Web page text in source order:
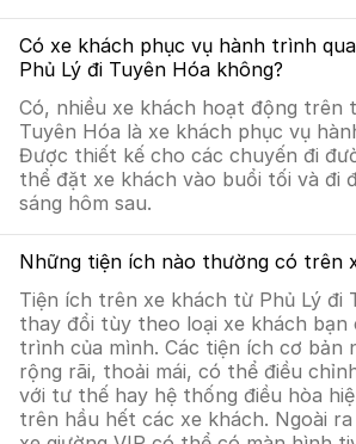
Có xe khách phục vụ hành trình
Phủ Lý đi Tuyên Hóa không?
Có, nhiều xe khách hoạt động trên
Tuyên Hóa là xe khách phục vụ
Được thiết kế cho các chuyến đi
thể đặt xe khách vào buổi tối và đi
sáng hôm sau.
Những tiện ích nào thường có trên
Tiện ích trên xe khách từ Phủ Lý đi
thay đổi tùy theo loại xe khách bạn
trình của mình. Các tiện ích cơ bản
rộng rãi, thoải mái, có thể điều
với tư thế hay hệ thống điều hòa
trên hầu hết các xe khách. Ngoài